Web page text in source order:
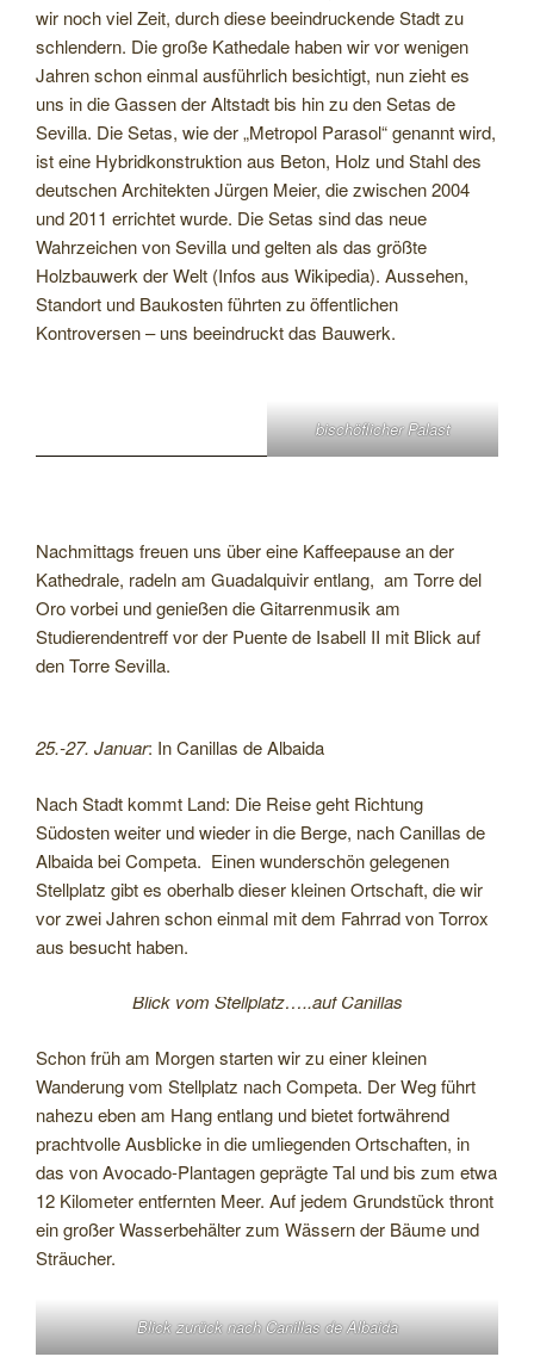
wir noch viel Zeit, durch diese beeindruckende Stadt zu
schlendern. Die große Kathedale haben wir vor wenigen
Jahren schon einmal ausführlich besichtigt, nun zieht es
uns in die Gassen der Altstadt bis hin zu den Setas de
Sevilla. Die Setas, wie der „Metropol Parasol“ genannt wird,
ist eine Hybridkonstruktion aus Beton, Holz und Stahl des
deutschen Architekten Jürgen Meier, die zwischen 2004
und 2011 errichtet wurde. Die Setas sind das neue
Wahrzeichen von Sevilla und gelten als das größte
Holzbauwerk der Welt (Infos aus Wikipedia). Aussehen,
Standort und Baukosten führten zu öffentlichen
Kontroversen – uns beeindruckt das Bauwerk.
bischöflicher Palast
Nachmittags freuen uns über eine Kaffeepause an der
Kathedrale, radeln am Guadalquivir entlang, am Torre del
Oro vorbei und genießen die Gitarrenmusik am
Studierendentreff vor der Puente de Isabell II mit Blick auf
den Torre Sevilla.
25.-27. Januar: In Canillas de Albaida
Nach Stadt kommt Land: Die Reise geht Richtung
Südosten weiter und wieder in die Berge, nach Canillas de
Albaida bei Competa. Einen wunderschön gelegenen
Stellplatz gibt es oberhalb dieser kleinen Ortschaft, die wir
vor zwei Jahren schon einmal mit dem Fahrrad von Torrox
aus besucht haben.
Blick vom Stellplatz…..auf Canillas
Schon früh am Morgen starten wir zu einer kleinen
Wanderung vom Stellplatz nach Competa. Der Weg führt
nahezu eben am Hang entlang und bietet fortwährend
prachtvolle Ausblicke in die umliegenden Ortschaften, in
das von Avocado-Plantagen geprägte Tal und bis zum etwa
12 Kilometer entfernten Meer. Auf jedem Grundstück thront
ein großer Wasserbehälter zum Wässern der Bäume und
Sträucher.
Blick zurück nach Canillas de Albaida